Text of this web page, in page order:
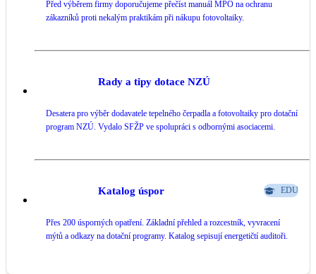
LED osvětlení
Vnitřní i venkovní
Akumulace dešťovky
Zelená střecha NEW
Vegetační střechy
Malé i velké turbíny
Před výběrem firmy doporučujeme přečíst manuál MPO na ochranu
zákazníků proti nekalým praktikám při nákupu fotovoltaiky.
Rady a tipy dotace NZÚ
Desatera pro výběr dodavatele tepelného čerpadla a fotovoltaiky pro dotační
program NZÚ. Vydalo SFŽP ve spolupráci s odbornými asociacemi.
Katalog úspor EDU
Přes 200 úsporných opatření. Základní přehled a rozcestník, vyvracení
mýtů a odkazy na dotační programy. Katalog sepisují energetičtí auditoři.